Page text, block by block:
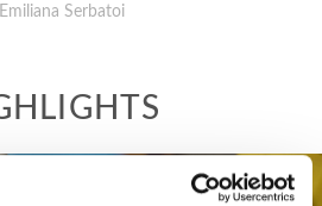
Emiliana Serbatoi